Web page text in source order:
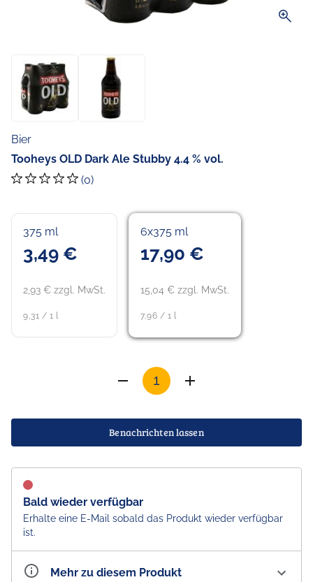
zoom_in
Bier
Tooheys OLD Dark Ale Stubby 4.4 % vol.
(0)
375 ml
3,49 €
2,93 € zzgl. MwSt.
9,31 / 1 l
6x375 ml
17,90 €
15,04 € zzgl. MwSt.
7,96 / 1 l
Benachrichten lassen
Bald wieder verfügbar
Erhalte eine E-Mail sobald das Produkt wieder verfügbar
ist.
Mehr zu diesem Produkt